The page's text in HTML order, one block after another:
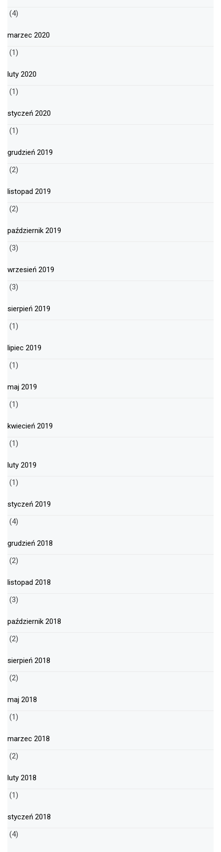
(4)
marzec 2020
(1)
luty 2020
(1)
styczeń 2020
(1)
grudzień 2019
(2)
listopad 2019
(2)
październik 2019
(3)
wrzesień 2019
(3)
sierpień 2019
(1)
lipiec 2019
(1)
maj 2019
(1)
kwiecień 2019
(1)
luty 2019
(1)
styczeń 2019
(4)
grudzień 2018
(2)
listopad 2018
(3)
październik 2018
(2)
sierpień 2018
(2)
maj 2018
(1)
marzec 2018
(2)
luty 2018
(1)
styczeń 2018
(4)